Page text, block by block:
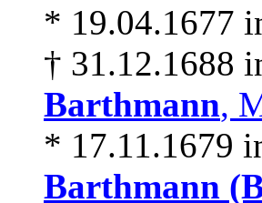
* 19.04.1677
† 31.12.1688
Barthmann,
* 17.11.1679
Barthmann